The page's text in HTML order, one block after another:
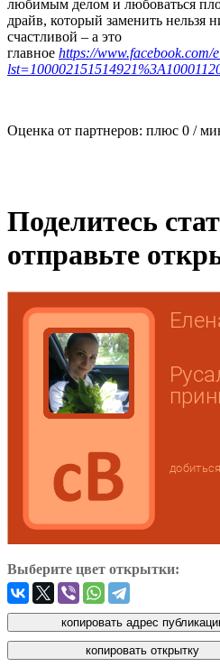
любимым делом и любоваться
драйв, который заменить нельзя
счастливой – а это
главное https://www.facebook.com/
Оценка от партнеров: плюс 0 /
Поделитесь
отправьте
Выберите цвет открытки: